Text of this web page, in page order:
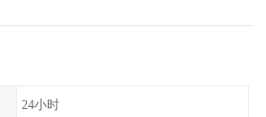
24小时